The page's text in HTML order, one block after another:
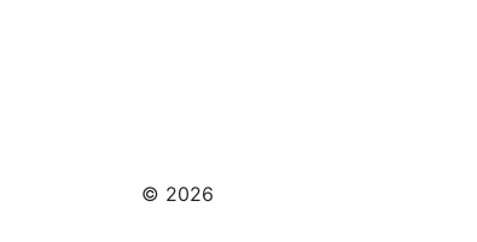
© 2026